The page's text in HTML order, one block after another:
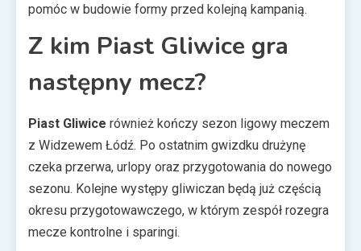
pomóc w budowie formy przed kolejną kampanią.
Z kim Piast Gliwice gra
następny mecz?
Piast Gliwice również kończy sezon ligowy meczem
z Widzewem Łódź. Po ostatnim gwizdku drużynę
czeka przerwa, urlopy oraz przygotowania do nowego
sezonu. Kolejne występy gliwiczan będą już częścią
okresu przygotowawczego, w którym zespół rozegra
mecze kontrolne i sparingi.